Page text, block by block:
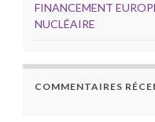
FINANCEMENT
NUCLÉAIRE
COMMENTAIRES